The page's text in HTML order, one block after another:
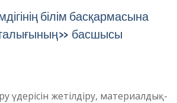
білім басқармасына
басшысы
үдерісін жетілдіру, материалдық-